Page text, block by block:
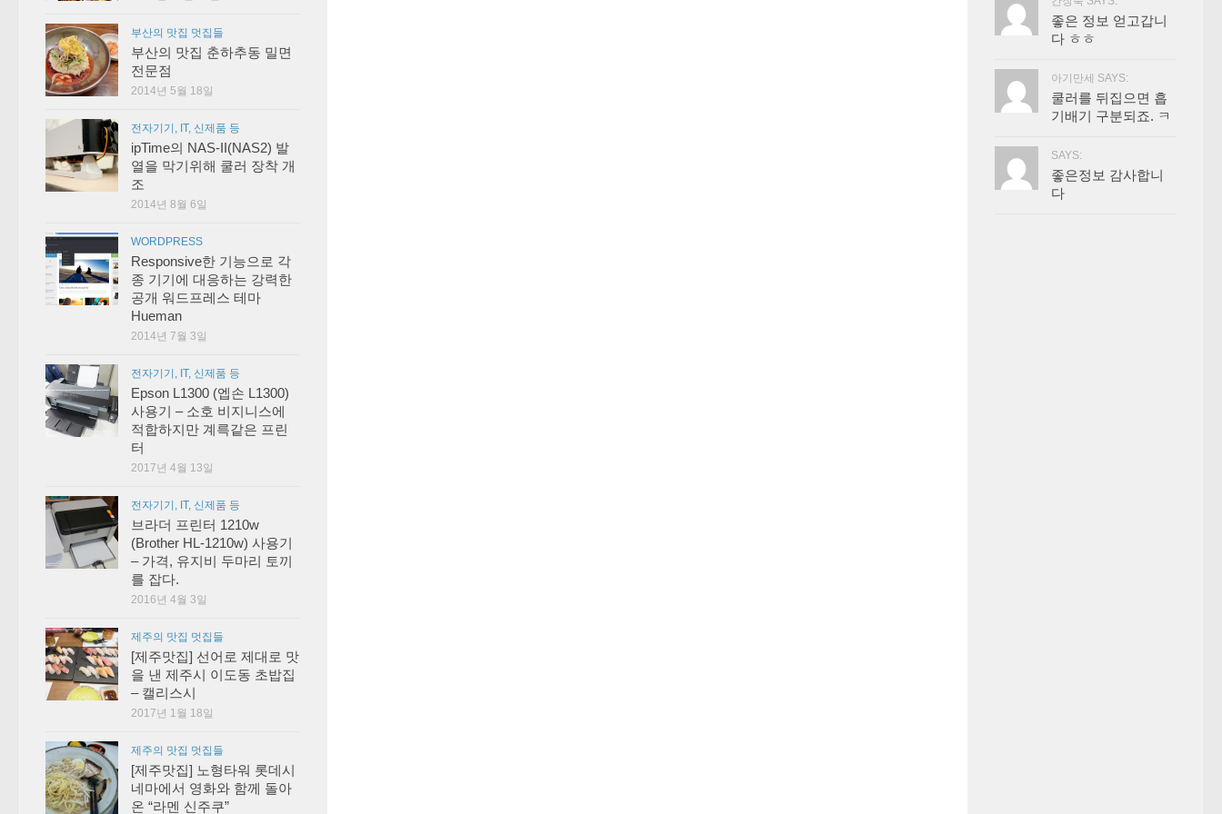
부산의 맛집 멋집들
부산의 맛집 춘하추동 밀면
전문점
2014년 5월 18일
전자기기, IT, 신제품 등
ipTime의 NAS-II(NAS2) 발
열을 막기위해 쿨러 장착 개
조
2014년 8월 6일
WORDPRESS
Responsive한 기능으로 각
종 기기에 대응하는 강력한
공개 워드프레스 테마
Hueman
2014년 7월 3일
전자기기, IT, 신제품 등
Epson L1300 (엡손 L1300)
사용기 – 소호 비지니스에
적합하지만 계륵같은 프린
터
2017년 4월 13일
전자기기, IT, 신제품 등
브라더 프린터 1210w
(Brother HL-1210w) 사용기
– 가격, 유지비 두마리 토끼
를 잡다.
2016년 4월 3일
제주의 맛집 멋집들
[제주맛집] 선어로 제대로 맛
을 낸 제주시 이도동 초밥집
– 캘리스시
2017년 1월 18일
제주의 맛집 멋집들
[제주맛집] 노형타워 롯데시
네마에서 영화와 함께 돌아
온 “라멘 신주쿠”
좋은 정보 얻고갑니
다 ㅎㅎ
아기만세 SAYS:
쿨러를 뒤집으면 흡
기배기 구분되죠. ㅋ
SAYS:
좋은정보 감사합니
다